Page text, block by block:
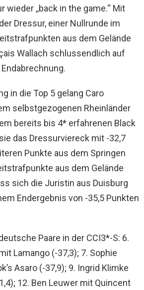
wieder ,,back in the game.“ Mit
Dressur, einer Nullrunde im
aus dem Gelände
Wallach schlussendlich auf
in die Top 5 gelang Caro
selbstgezogenen Rheinländer
bereits bis 4* erfahrenen Black
das Dressurviereck mit -32,7
Punkte aus dem Springen
aus dem Gelände
sich die Juristin aus Duisburg
Endergebnis von -35,5 Punkten
Paare in der CCI3*-S: 6.
Lamango (-37,3); 7. Sophie
Asaro (-37,9); 9. Ingrid Klimke
12. Ben Leuwer mit Quincent